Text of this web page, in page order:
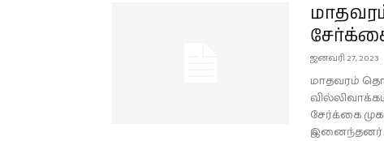
ஜனவரி 27, 2023
மாதவரம்
சேர்க்கை
இனைந்தனர்.